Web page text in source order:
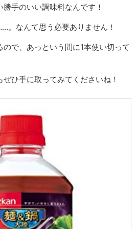
手のいい調味料なんです！
。なんて思う必要ありません！
で、あっという間に1本使い切って
ひ手に取ってみてくださいね！